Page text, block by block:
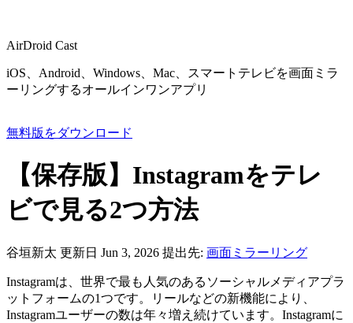
AirDroid Cast
iOS、Android、Windows、Mac、スマートテレビを画面ミラ
ーリングするオールインワンアプリ
無料版をダウンロード
【保存版】Instagramをテレ
ビで見る2つ方法
谷垣新太 更新日 Jun 3, 2026 提出先: 画面ミラーリング
Instagramは、世界で最も人気のあるソーシャルメディアプラ
ットフォームの1つです。リールなどの新機能により、
Instagramユーザーの数は年々増え続けています。Instagramに